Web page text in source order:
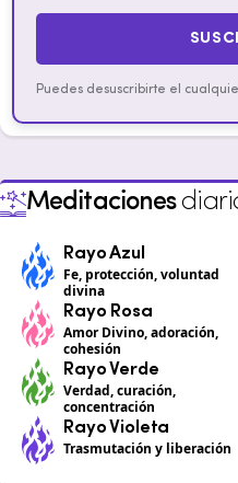
Puedes desuscribirte el
Meditaciones
Rayo Azul
Fe, protección, voluntad
divina
Rayo Rosa
Amor Divino, adoración,
cohesión
Rayo Verde
Verdad, curación,
concentración
Rayo Violeta
Trasmutación y liberación